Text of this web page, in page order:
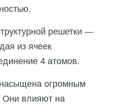
решетки —
из ячеек
4 атомов.
огромным
Они влияют на